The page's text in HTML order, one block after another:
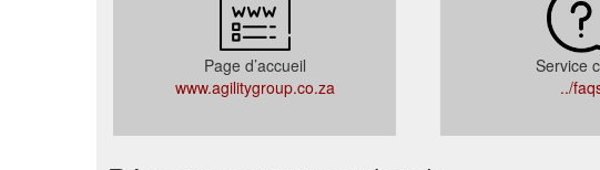
Page d’accueil
www.agilitygroup.co.za
Service
../